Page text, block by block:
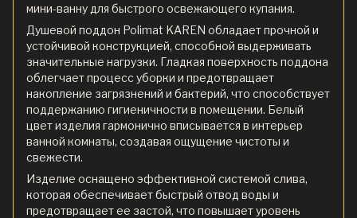
мини-ванну для быстрого освежающего купания.
Душевой поддон Polimat KAREN обладает прочной и
устойчивой конструкцией, способной выдерживать
значительные нагрузки. Гладкая поверхность поддона
облегчает процесс уборки и предотвращает
накопление загрязнений и бактерий, что способствует
поддержанию гигиеничности в помещении. Белый
цвет изделия гармонично вписывается в интерьер
ванной комнаты, создавая ощущение чистоты и
свежести.
Изделие оснащено эффективной системой слива,
которая обеспечивает быстрый отвод воды и
предотвращает ее застой, что повышает уровень